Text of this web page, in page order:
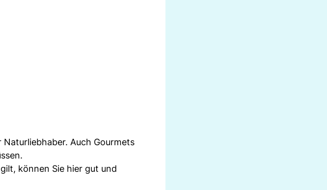
Auch Gourmets
können Sie hier gut und